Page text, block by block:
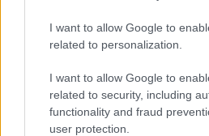
I want to allow Google to
related to personalization.
I want to allow Google to
related to security, including
functionality and fraud
user protection.
iskoláját